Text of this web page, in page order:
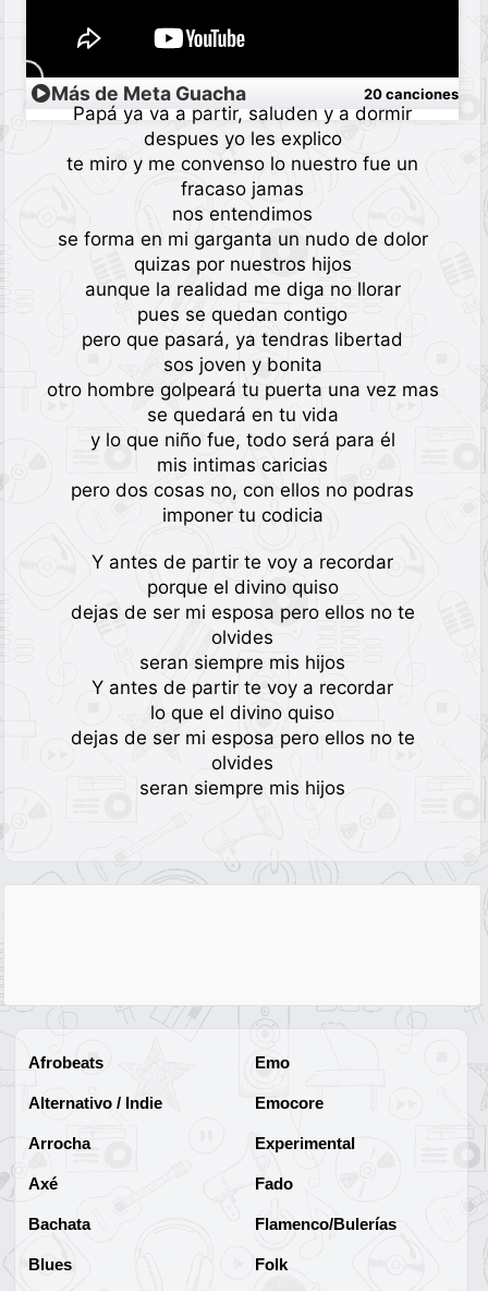
Papá ya va a partir, saluden y a dormir
despues yo les explico
te miro y me convenso lo nuestro fue un
fracaso jamas
nos entendimos
se forma en mi garganta un nudo de dolor
quizas por nuestros hijos
aunque la realidad me diga no llorar
pues se quedan contigo
pero que pasará, ya tendras libertad
sos joven y bonita
otro hombre golpeará tu puerta una vez mas
se quedará en tu vida
y lo que niño fue, todo será para él
mis intimas caricias
pero dos cosas no, con ellos no podras
imponer tu codicia
Y antes de partir te voy a recordar
porque el divino quiso
dejas de ser mi esposa pero ellos no te
olvides
seran siempre mis hijos
Y antes de partir te voy a recordar
lo que el divino quiso
dejas de ser mi esposa pero ellos no te
olvides
seran siempre mis hijos
Más de Meta Guacha 20 canciones
Afrobeats
Alternativo / Indie
Arrocha
Axé
Bachata
Blues
Emo
Emocore
Experimental
Fado
Flamenco/Bulerías
Folk